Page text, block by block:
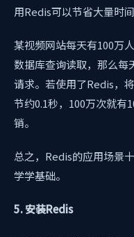
用Redis可以节省大量时
某视频网站每天有100万
数据库查询读取，那么每
请求。若使用了Redis，
节约0.1秒，100万次就有
销。
总之，Redis的应用场景
学学基础。
5. 安装Redis